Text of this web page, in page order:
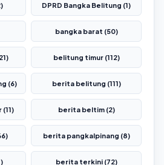
DPRD Bangka Belitung (1)
bangka barat (50)
belitung timur (112)
(6) berita belitung (111)
berita beltim (2)
berita pangkalpinang (8)
berita terkini (72)